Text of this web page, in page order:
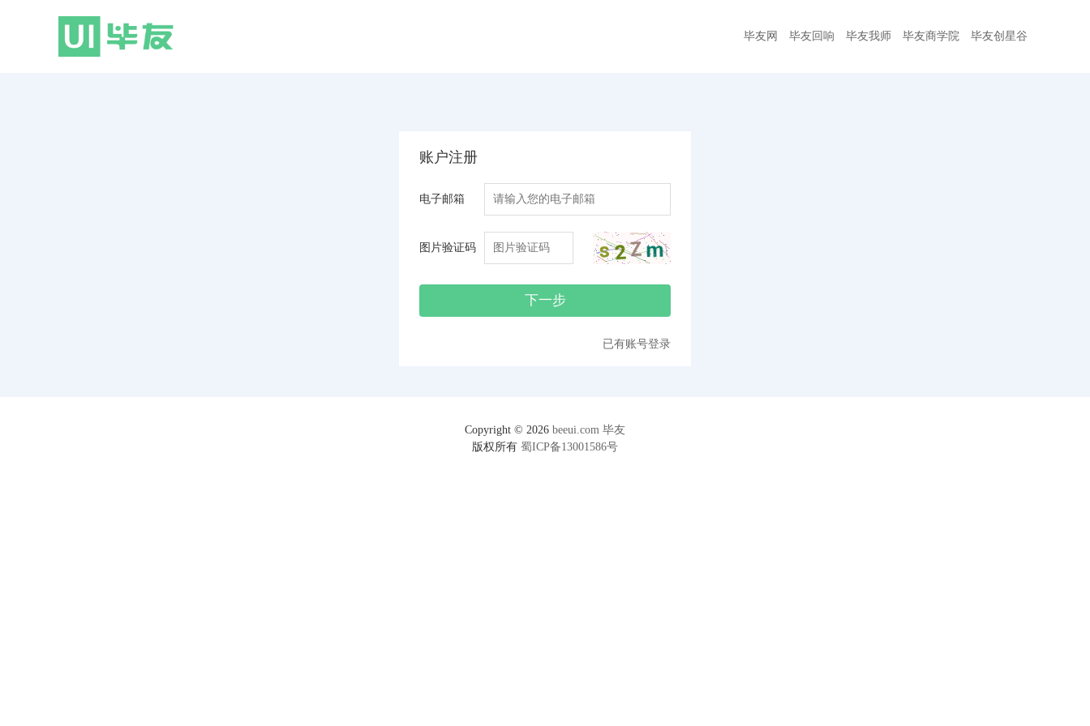
毕友网 毕友回响 毕友我师 毕友商学院 毕友创星谷
账户注册
电子邮箱
图片验证码
已有账号登录
Copyright © 2026 beeui.com 毕友
版权所有 蜀ICP备13001586号